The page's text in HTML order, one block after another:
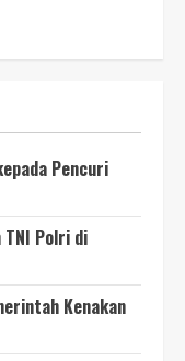
Pencuri
TNI Polri di
Kenakan